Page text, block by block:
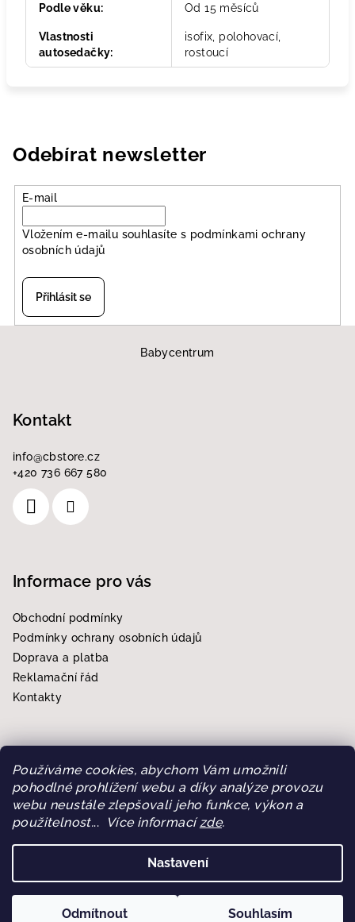
Používáme cookies, abychom Vám umožnili
pohodlné prohlížení webu a díky analýze provozu
webu neustále zlepšovali jeho funkce, výkon a
použitelnost... Více informacízde.
Nastavení
Odmítnout Souhlasím
Podle věku: Od 15 měsíců
Vlastnosti
autosedačky:
isofix, polohovací,
rostoucí
Odebírat newsletter
E-mail
Vložením e-mailu souhlasíte s podmínkami ochrany
osobních údajů
Přihlásit se
Babycentrum
Kontakt
info@cbstore.cz
+420 736 667 580
Informace pro vás
Obchodní podmínky
Podmínky ochrany osobních údajů
Doprava a platba
Reklamační řád
Kontakty
Přijímáme online platby
Upravit nastavení cookies